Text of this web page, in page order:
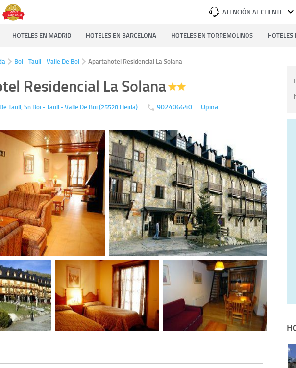
ATENCIÓN AL CLIENTE
HOTELES EN MADRID HOTELES EN BARCELONA HOTELES EN TORREMOLINOS HOTELES
Boi - Taull - Valle De Boi Apartahotel Residencial La Solana
Residencial La Solana
Taull, Sn Boi - Taull - Valle De Boi(25528 Lleida) 902406640 Opina